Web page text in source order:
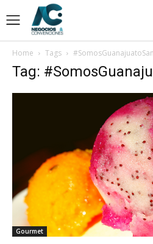
Home Tags
Tag:
Gourmet